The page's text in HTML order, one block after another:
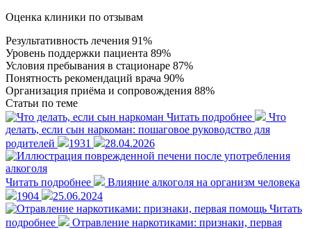
Оценка клиники по отзывам
Результативность лечения 91%
Уровень поддержки пациента 89%
Условия пребывания в стационаре 87%
Понятность рекомендаций врача 90%
Организация приёма и сопровождения 88%
Статьи по теме
Читать подробнее
Что
делать, если сын наркоман: пошаговое руководство для
родителей
1931 28.04.2026
Читать подробнее
Влияние алкоголя на организм человека
1904
25.06.2024
Читать
подробнее
Отравление наркотиками: признаки, первая